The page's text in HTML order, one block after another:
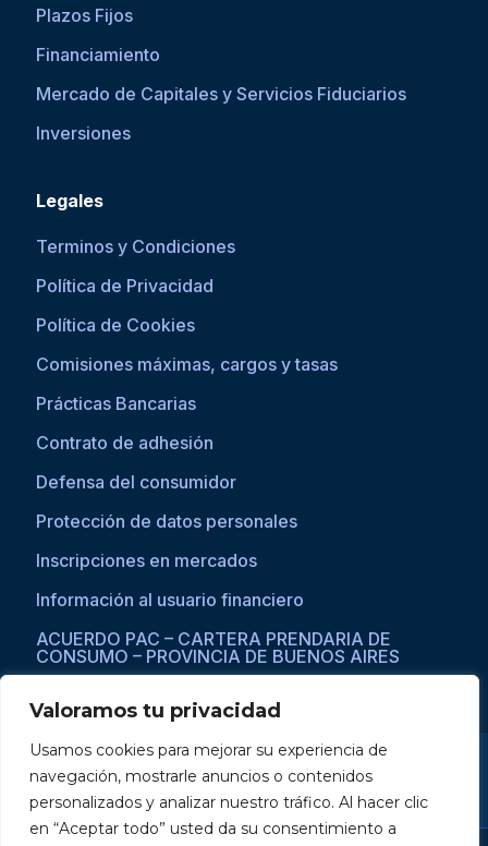
Valoramos tu privacidad
Usamos cookies para mejorar su experiencia de
navegación, mostrarle anuncios o contenidos
personalizados y analizar nuestro tráfico. Al hacer clic
en “Aceptar todo” usted da su consentimiento a
Plazos Fijos
Financiamiento
Mercado de Capitales y Servicios Fiduciarios
Inversiones
Legales
Terminos y Condiciones
Política de Privacidad
Política de Cookies
Comisiones máximas, cargos y tasas
Prácticas Bancarias
Contrato de adhesión
Defensa del consumidor
Protección de datos personales
Inscripciones en mercados
Información al usuario financiero
ACUERDO PAC – CARTERA PRENDARIA DE
CONSUMO – PROVINCIA DE BUENOS AIRES
Si asistís a una persona con dificultades visuales para acceder a la
web, por favor ingresar a través del explorador Microsoft Edge,
donde se habilita la opción de reproducción de texto a voz